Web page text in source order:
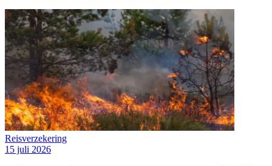
Reisverzekering
15 juli 2026